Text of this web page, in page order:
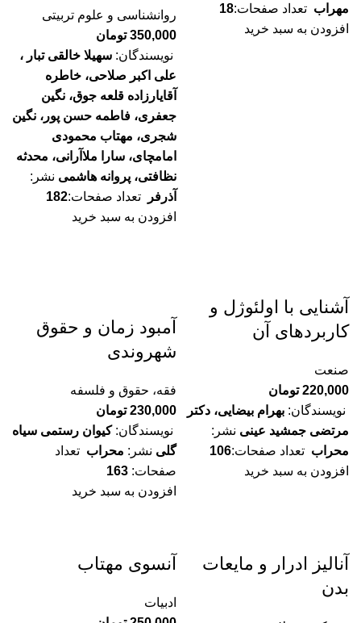
مهراب تعداد صفحات:18
افزودن به سبد خرید
روانشناسی و علوم تربیتی
350,000 تومان
نویسندگان: سهیلا خالقی تبار ،
علی اکبر صلاحی، خاطره
آقايارزاده قلعه جوق، نگین
جعفری، فاطمه حسن پور، نگین
شجری، مهتاب محمودی
امامچای، سارا ملاآرانی، محدثه
نظافتی، پروانه هاشمی نشر:
آذرفر
تعداد صفحات:182
افزودن به سبد خرید
آشنایی با اولئوژل و
کاربردهای آن
صنعت
220,000 تومان
نویسندگان: بهرام بیضایی، دکتر
مرتضی جمشید عینی نشر:
محراب تعداد صفحات:106
افزودن به سبد خرید
آمبود زمان و حقوق
شهروندی
فقه، حقوق و فلسفه
230,000 تومان
نویسندگان: کیوان رستمی سیاه
گلی نشر: محراب تعداد
صفحات:
افزودن به سبد خرید
آنالیز ادرار و مایعات
بدن
آنسوی مهتاب
ادبیات